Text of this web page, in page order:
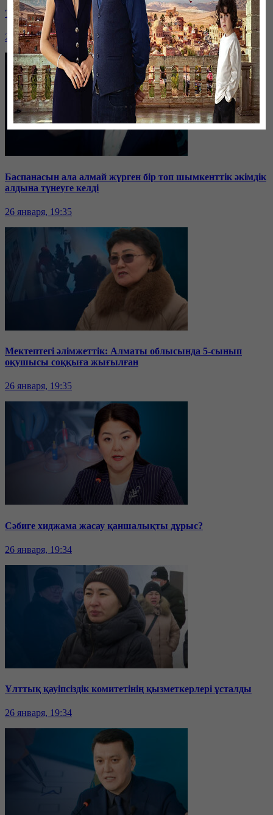
Таразда ТЭЦ қызметкерлері жалақы көтеруді талап етті
26 января, 19:36
Баспанасын ала алмай жүрген бір топ шымкенттік әкімдік
алдына түнеуге келді
26 января, 19:35
Мектептегі әлімжеттік: Алматы облысында 5-сынып
оқушысы соққыға жығылған
26 января, 19:35
Сәбиге хиджама жасау қаншалықты дұрыс?
26 января, 19:34
Ұлттық қауіпсіздік комитетінің қызметкерлері ұсталды
26 января, 19:34